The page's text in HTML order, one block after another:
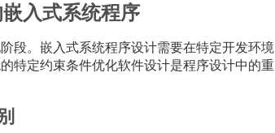
入式系统程序
段。嵌入式系统程序设计需要在特定开发环境
特定约束条件优化软件设计是程序设计中的重